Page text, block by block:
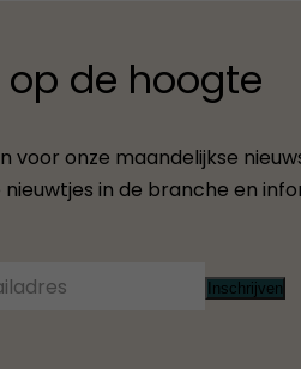
de hoogte
voor onze maandelijkse
in de branche en
Inschrijven